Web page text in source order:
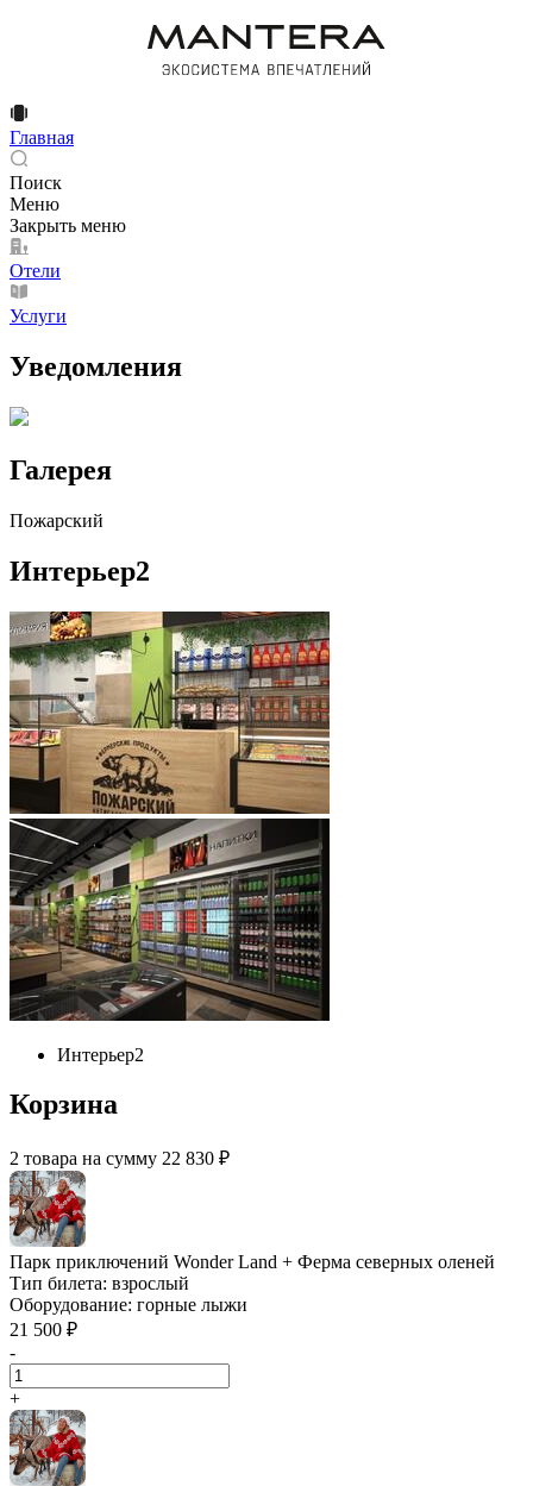
Главная
Поиск
Меню
Закрыть меню
Отели
Услуги
Уведомления
Галерея
Пожарский
Интерьер2
Интерьер2
Корзина
2 товара на сумму 22 830 ₽
Парк приключений Wonder Land + Ферма северных оленей
Тип билета: взрослый
Оборудование: горные лыжи
21 500 ₽
-
+